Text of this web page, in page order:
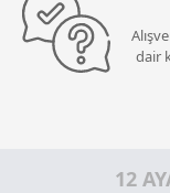
dair
12